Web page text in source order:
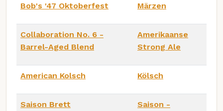
Bob's '47 Oktoberfest Märzen
Collaboration No. 6 -
Barrel-Aged Blend
Amerikaanse
Strong Ale
American Kolsch Kölsch
Saison Brett
Saison -